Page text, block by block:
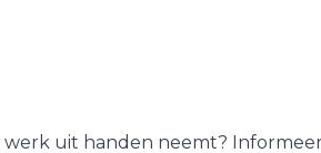
uit handen neemt?